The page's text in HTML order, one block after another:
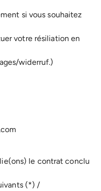
si vous souhaitez
votre résiliation en
widerruf.)
le contrat conclu
(*) /